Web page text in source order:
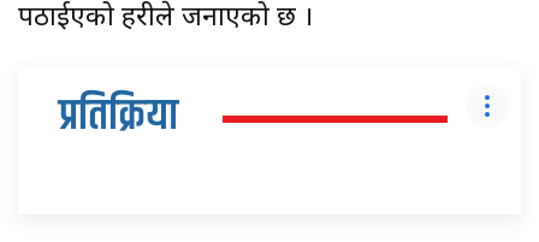
पठाईएको प्रहरीले जनाएको छ ।
प्रतिक्रिया